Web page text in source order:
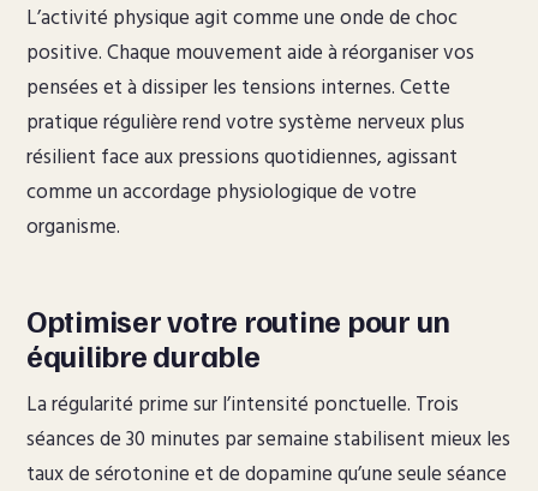
L’activité physique agit comme une onde de choc
positive. Chaque mouvement aide à réorganiser vos
pensées et à dissiper les tensions internes. Cette
pratique régulière rend votre système nerveux plus
résilient face aux pressions quotidiennes, agissant
comme un accordage physiologique de votre
organisme.
Optimiser votre routine pour un
équilibre durable
La régularité prime sur l’intensité ponctuelle. Trois
séances de 30 minutes par semaine stabilisent mieux les
taux de sérotonine et de dopamine qu’une seule séance